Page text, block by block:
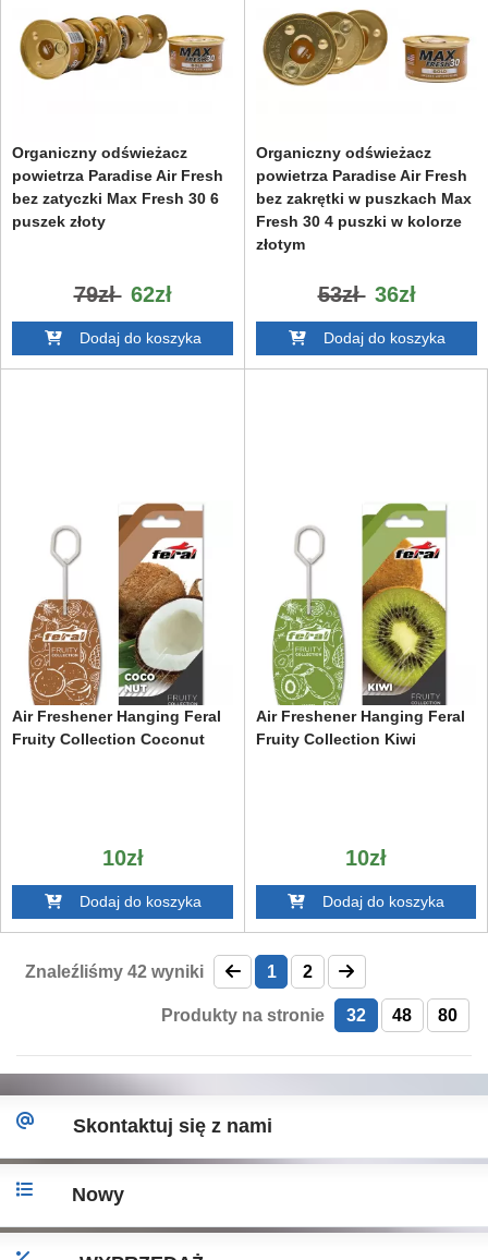
Organiczny odświeżacz
powietrza Paradise Air Fresh
bez zatyczki Max Fresh 30 6
puszek złoty
79zł 62zł
Dodaj do koszyka
Organiczny odświeżacz
powietrza Paradise Air Fresh
bez zakrętki w puszkach Max
Fresh 30 4 puszki w kolorze
złotym
53zł 36zł
Dodaj do koszyka
Air Freshener Hanging Feral
Fruity Collection Coconut
10zł
Dodaj do koszyka
Air Freshener Hanging Feral
Fruity Collection Kiwi
10zł
Dodaj do koszyka
Znaleźliśmy 42 wyniki 1 2
Produkty na stronie 32 48 80
Skontaktuj się z nami
Nowy